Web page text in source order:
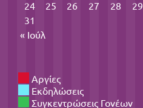
24
25 26 27 28 29
31
« Ιούλ
Αργίες
Εκδηλώσεις
Συγκεντρώσεις Γονέων